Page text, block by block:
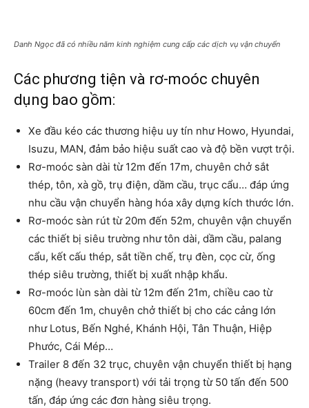
Danh Ngọc đã có nhiều năm kinh nghiệm cung cấp các dịch vụ vận chuyển
Các phương tiện và rơ-moóc chuyên
dụng bao gồm:
Xe đầu kéo các thương hiệu uy tín như Howo, Hyundai,
Isuzu, MAN, đảm bảo hiệu suất cao và độ bền vượt trội.
Rơ-moóc sàn dài từ 12m đến 17m, chuyên chở sắt
thép, tôn, xà gồ, trụ điện, dầm cầu, trục cẩu… đáp ứng
nhu cầu vận chuyển hàng hóa xây dựng kích thước lớn.
Rơ-moóc sàn rút từ 20m đến 52m, chuyên vận chuyển
các thiết bị siêu trường như tôn dài, dầm cầu, palang
cẩu, kết cấu thép, sắt tiền chế, trụ đèn, cọc cừ, ống
thép siêu trường, thiết bị xuất nhập khẩu.
Rơ-moóc lùn sàn dài từ 12m đến 21m, chiều cao từ
60cm đến 1m, chuyên chở thiết bị cho các cảng lớn
như Lotus, Bến Nghé, Khánh Hội, Tân Thuận, Hiệp
Phước, Cái Mép…
Trailer 8 đến 32 trục, chuyên vận chuyển thiết bị hạng
nặng (heavy transport) với tải trọng từ 50 tấn đến 500
tấn, đáp ứng các đơn hàng siêu trọng.